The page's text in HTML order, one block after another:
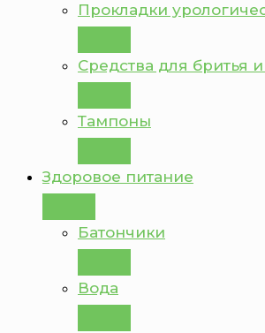
Прокладки
Средства для бритья
Тампоны
Здоровое питание
Батончики
Вода